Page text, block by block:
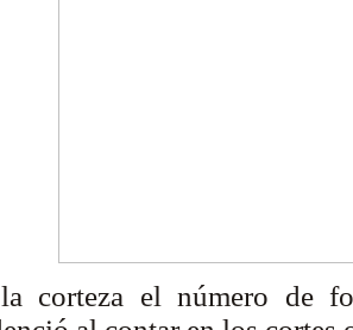
corteza el número de